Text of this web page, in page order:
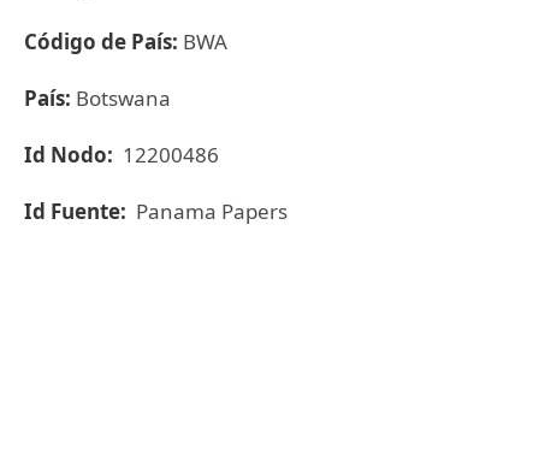
Código de País: BWA
País: Botswana
Id Nodo: 12200486
Id Fuente: Panama Papers